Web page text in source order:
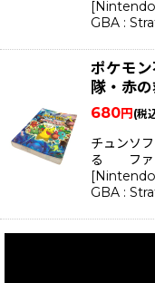
GBA :
ポケモ
隊・赤
680円 (税
チュンソ
る ファ
GBA :